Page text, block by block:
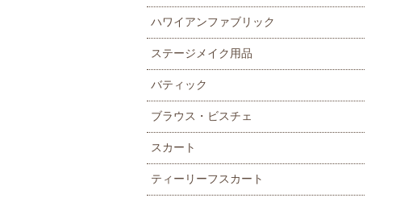
ハワイアンファブリック
ステージメイク用品
バティック
ブラウス・ビスチェ
スカート
ティーリーフスカート